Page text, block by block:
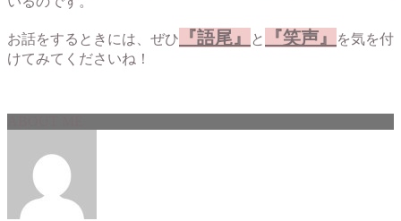
お話をするときには、ぜひ 『語尾』 と 『笑声』
を気を付
けてみてくださいね！